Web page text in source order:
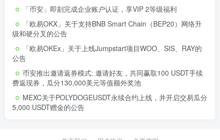
「币安」即刻完成企业账户认证，享VIP 2等级福利
「欧易OKX」关于支持BNB Smart Chain（BEP20）网络升
级和硬分叉的公告
「欧易OKEx」关于上线Jumpstart项目WOO、SIS、RAY的
公告
币安推出邀请返券模式: 邀请好友，共同赢取100 USDT手续
费返现券，瓜分130,000美元等值额外奖池
MEXC关于POLYDOGEUSDT永续合约上线，并开启交易瓜分
5,000 USDT赠金的公告